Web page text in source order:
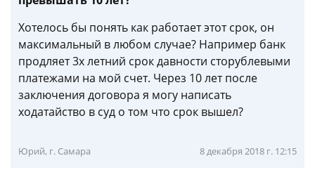
Хотелось бы понять как работает этот срок, он
максимальный в любом случае? Например банк
продляет 3х летний срок давности сторублевыми
платежами на мой счет. Через 10 лет после
заключения договора я могу написать
ходатайство в суд о том что срок вышел?
Юрий, г. Самара 8 декабря 2018 г. 12:15